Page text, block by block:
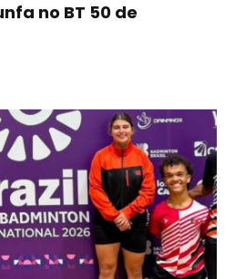
no BT 50 de